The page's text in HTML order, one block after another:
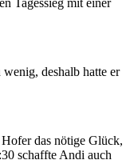
Tagessieg mit einer
deshalb hatte er
das nötige Glück,
schaffte Andi auch